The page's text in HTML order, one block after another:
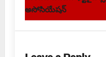
n
అసోసియేషన్